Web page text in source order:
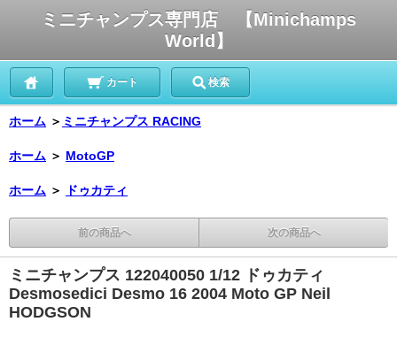
ミニチャンプス専門店 【Minichamps
World】
カート 検索
ホーム ＞ ミニチャンプス RACING
ホーム ＞ MotoGP
ホーム ＞ ドゥカティ
前の商品へ 次の商品へ
ミニチャンプス 122040050 1/12 ドゥカティ
Desmosedici Desmo 16 2004 Moto GP Neil
HODGSON